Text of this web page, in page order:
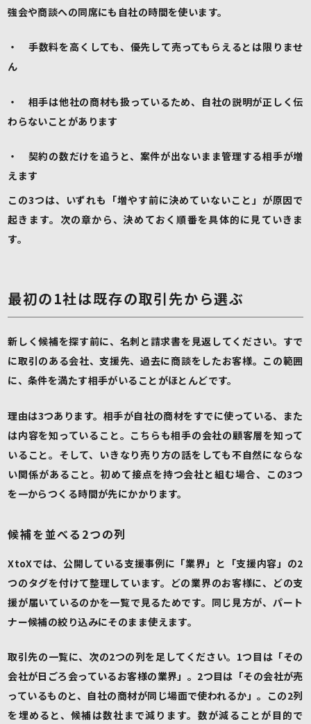
強会や商談への同席にも自社の時間を使います。
・ 手数料を高くしても、優先して売ってもらえるとは限りませ
ん
・ 相手は他社の商材も扱っているため、自社の説明が正しく伝
わらないことがあります
・ 契約の数だけを追うと、案件が出ないまま管理する相手が増
えます
この3つは、いずれも「増やす前に決めていないこと」が原因で
起きます。次の章から、決めておく順番を具体的に見ていきま
す。
最初の1社は既存の取引先から選ぶ
新しく候補を探す前に、名刺と請求書を見返してください。すで
に取引のある会社、支援先、過去に商談をしたお客様。この範囲
に、条件を満たす相手がいることがほとんどです。
理由は3つあります。相手が自社の商材をすでに使っている、また
は内容を知っていること。こちらも相手の会社の顧客層を知って
いること。そして、いきなり売り方の話をしても不自然にならな
い関係があること。初めて接点を持つ会社と組む場合、この3つ
を一からつくる時間が先にかかります。
候補を並べる2つの列
XtoXでは、公開している支援事例に「業界」と「支援内容」の2
つのタグを付けて整理しています。どの業界のお客様に、どの支
援が届いているのかを一覧で見るためです。同じ見方が、パート
ナー候補の絞り込みにそのまま使えます。
取引先の一覧に、次の2つの列を足してください。1つ目は「その
会社が日ごろ会っているお客様の業界」。2つ目は「その会社が売
っているものと、自社の商材が同じ場面で使われるか」。この2列
を埋めると、候補は数社まで減ります。数が減ることが目的で